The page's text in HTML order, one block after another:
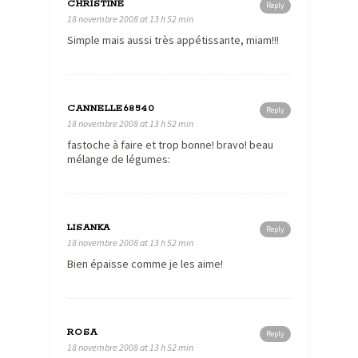
Reply
CHRISTINE
18 novembre 2008 at 13 h 52 min
Simple mais aussi très appétissante, miam!!!
Reply
CANNELLE68540
18 novembre 2008 at 13 h 52 min
fastoche à faire et trop bonne! bravo! beau
mélange de légumes:
Reply
LISANKA
18 novembre 2008 at 13 h 52 min
Bien épaisse comme je les aime!
Reply
ROSA
18 novembre 2008 at 13 h 52 min